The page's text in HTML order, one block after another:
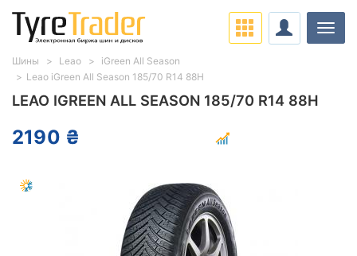
LEAO IGREEN ALL SEASON 185/70 R14 88H
2190 ₴
Шины Leao
iGreen All Season
Leao iGreen All Season 185/70 R14 88H